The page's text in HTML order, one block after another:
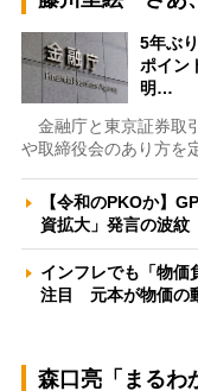
5年ぶ
ポイン
明…
金融庁と東京証券取
や取締役会のあり方を
【令和のPKOか】
資拡大」発言の波
インフレでも「物価
注目 元本が物価の
森口亮「まるわ